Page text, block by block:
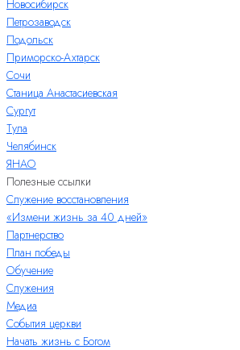
Новосибирск
Петрозаводск
Подольск
Приморско-Ахтарск
Сочи
Станица Анастасиевская
Сургут
Тула
Челябинск
ЯНАО
Полезные ссылки
Служение восстановления
«Измени жизнь за 40 дней»
Партнерство
План победы
Обучение
Служения
Медиа
События церкви
Начать жизнь с Богом